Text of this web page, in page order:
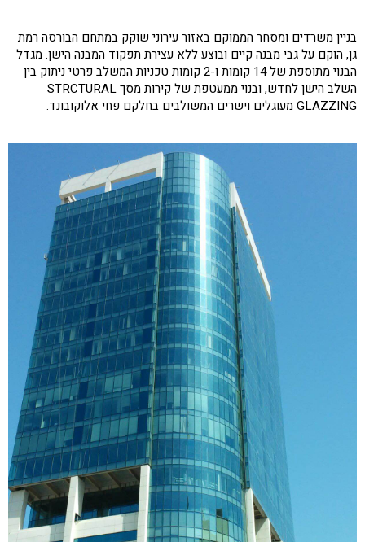
בניין משרדים ומסחר הממוקם באזור עירוני שוקק במתחם הבורסה רמת
גן, הוקם על גבי מבנה קיים ובוצע ללא עצירת תפקוד המבנה הישן.מגדל
הבנוי מתוספת של 14 קומות ו-2 קומות טכניות המשלב פרטי ניתוק בין
השלב הישן לחדש, ובנוי ממעטפת של קירות מסךSTRCTURAL
GLAZZINGמעוגלים וישרים המשולבים בחלקם פחי אלוקובונד.